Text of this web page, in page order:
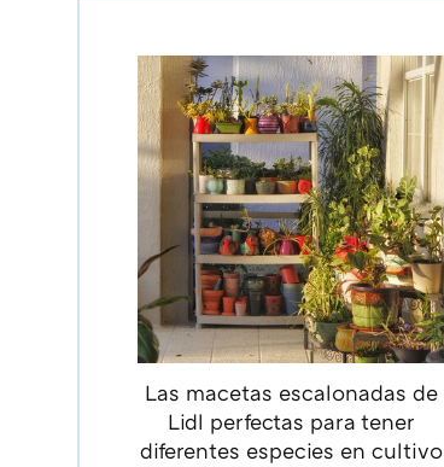
Las macetas escalonadas de
Lidl perfectas para tener
diferentes especies en cultivo